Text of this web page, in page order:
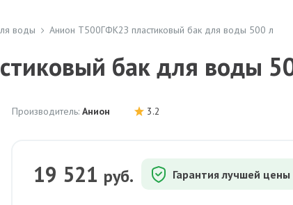
воды Анион Т500ГФК2З пластиковый бак для воды 500 л
бак для воды
Производитель: Анион 3.2
19 521 руб. Гарантия лучшей цены